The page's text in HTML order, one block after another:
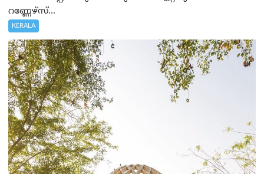
റണ്ണേഴ്‌സ്...
KERALA